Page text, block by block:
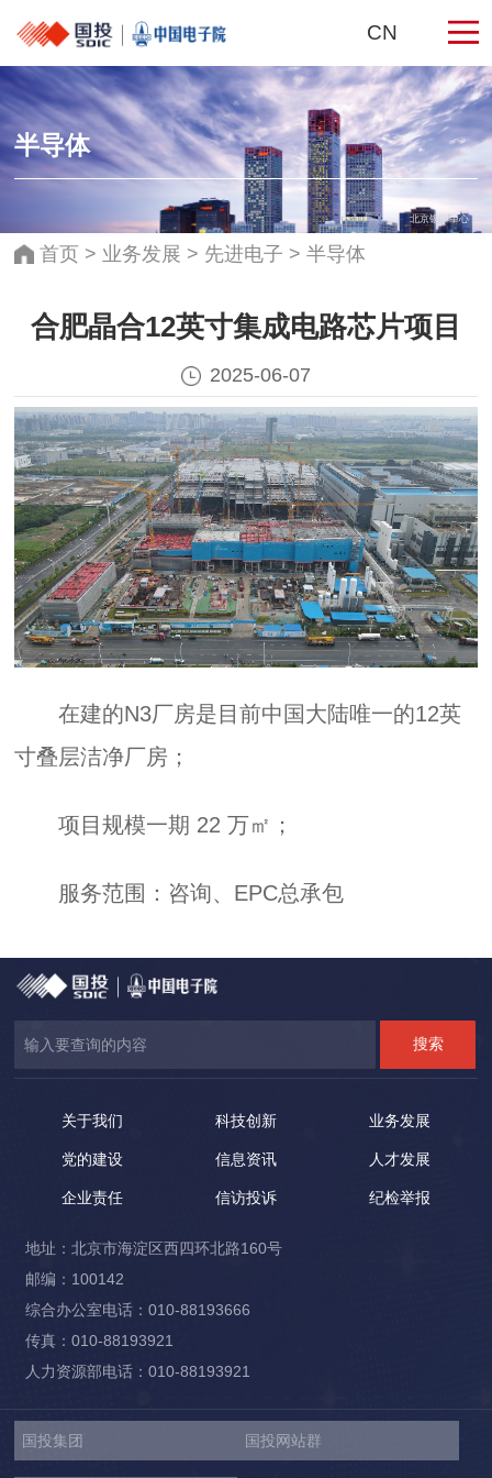
CN
北京银泰中心
半导体
首页 > 业务发展 > 先进电子 > 半导体
合肥晶合12英寸集成电路芯片项目
2025-06-07
在建的N3厂房是目前中国大陆唯一的12英
寸叠层洁净厂房；
项目规模一期 22 万㎡；
服务范围：咨询、EPC总承包
关于我们 科技创新 业务发展
党的建设 信息资讯 人才发展
企业责任 信访投诉 纪检举报
地址：北京市海淀区西四环北路160号
邮编：100142
综合办公室电话：010-88193666
传真：010-88193921
人力资源部电话：010-88193921
国投集团 国投网站群